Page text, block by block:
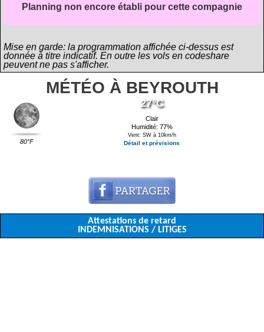
Planning non encore établi pour cette compagnie
Mise en garde: la programmation affichée ci-dessus est
donnée à titre indicatif. En outre les vols en codeshare
peuvent ne pas s'afficher.
MÉTÉO À BEYROUTH
80°F
27°C
Clair
Humidité: 77%
Vent: SW à 10km/h
Détail et prévisions
Attestations de retard
INDEMNISATIONS / LITIGES